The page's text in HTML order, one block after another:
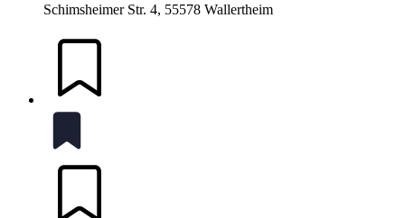
Schimsheimer Str. 4, 55578 Wallertheim